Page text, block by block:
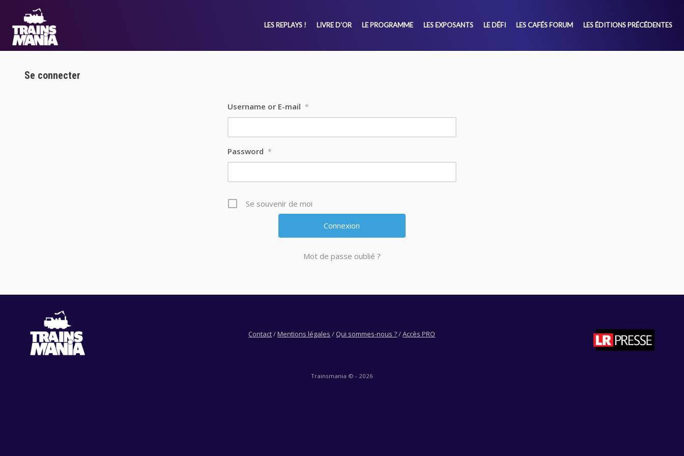
LES REPLAYS ! LIVRE D’OR LE PROGRAMME LES EXPOSANTS LE DÉFI LES CAFÉS FORUM LES ÉDITIONS PRÉCÉDENTES
Se connecter
Username or E-mail *
Password *
Se souvenir de moi
Mot de passe oublié ?
Contact/Mentions légales / Qui sommes-nous ?/Accès PRO
Trainsmania © - 2026